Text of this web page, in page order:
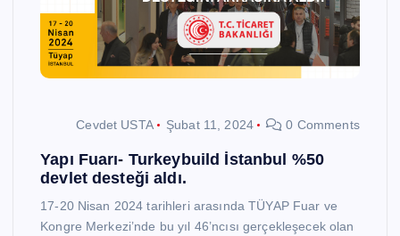
Cevdet USTA Şubat 11, 2024 0 Comments
Yapı Fuarı- Turkeybuild İstanbul %50
devlet desteği aldı.
17-20 Nisan 2024 tarihleri arasında TÜYAP Fuar ve
Kongre Merkezi’nde bu yıl 46’ncısı gerçekleşecek olan